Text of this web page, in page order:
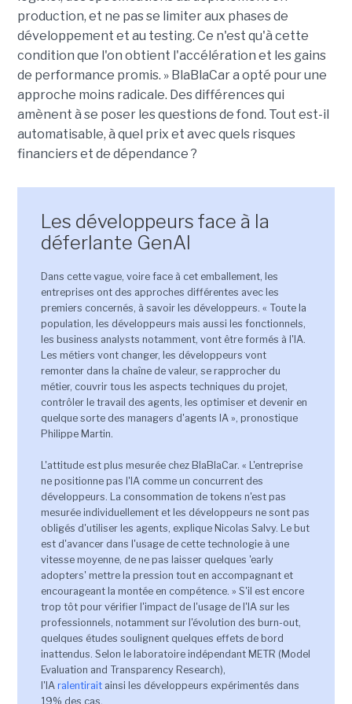
production, et ne pas se limiter aux phases de
développement et au testing. Ce n'est qu'à cette
condition que l'on obtient l'accélération et les gains
de performance promis. » BlaBlaCar a opté pour une
approche moins radicale. Des différences qui
amènent à se poser les questions de fond. Tout est-il
automatisable, à quel prix et avec quels risques
financiers et de dépendance ?
Les développeurs face à la
déferlante GenAI
Dans cette vague, voire face à cet emballement, les
entreprises ont des approches différentes avec les
premiers concernés, à savoir les développeurs. « Toute la
population, les développeurs mais aussi les fonctionnels,
les business analysts notamment, vont être formés à l'IA.
Les métiers vont changer, les développeurs vont
remonter dans la chaîne de valeur, se rapprocher du
métier, couvrir tous les aspects techniques du projet,
contrôler le travail des agents, les optimiser et devenir en
quelque sorte des managers d'agents IA », pronostique
Philippe Martin.
L'attitude est plus mesurée chez BlaBlaCar. « L'entreprise
ne positionne pas l'IA comme un concurrent des
développeurs. La consommation de tokens n'est pas
mesurée individuellement et les développeurs ne sont pas
obligés d'utiliser les agents, explique Nicolas Salvy. Le but
est d'avancer dans l'usage de cette technologie à une
vitesse moyenne, de ne pas laisser quelques 'early
adopters' mettre la pression tout en accompagnant et
encourageant la montée en compétence. » S'il est encore
trop tôt pour vérifier l'impact de l'usage de l'IA sur les
professionnels, notamment sur l'évolution des burn-out,
quelques études soulignent quelques effets de bord
inattendus. Selon le laboratoire indépendant METR (Model
Evaluation and Transparency Research),
l'IA ralentiraitainsi les développeurs expérimentés dans
19% des cas.